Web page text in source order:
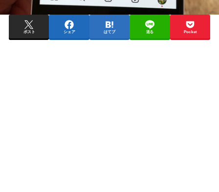
ポスト シェア はてブ 送る Pocket